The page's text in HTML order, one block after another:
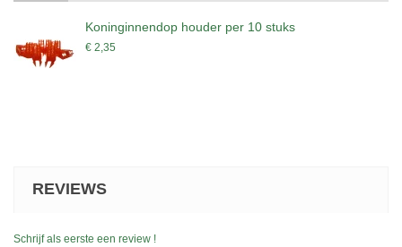
Koninginnendop houder per 10 stuks
€ 2,35
REVIEWS
Schrijf als eerste een review !